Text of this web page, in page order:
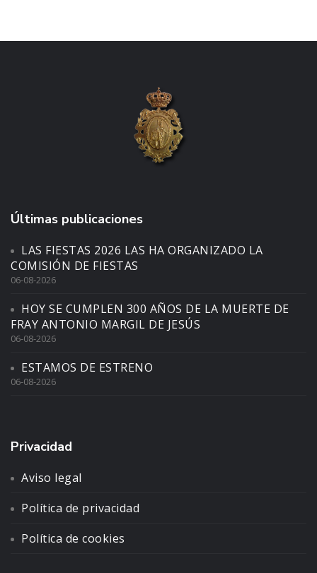
Últimas publicaciones
LAS FIESTAS 2026 LAS HA ORGANIZADO LA
COMISIÓN DE FIESTAS
06-08-2026
HOY SE CUMPLEN 300 AÑOS DE LA MUERTE DE
FRAY ANTONIO MARGIL DE JESÚS
06-08-2026
ESTAMOS DE ESTRENO
06-08-2026
Privacidad
Aviso legal
Política de privacidad
Política de cookies